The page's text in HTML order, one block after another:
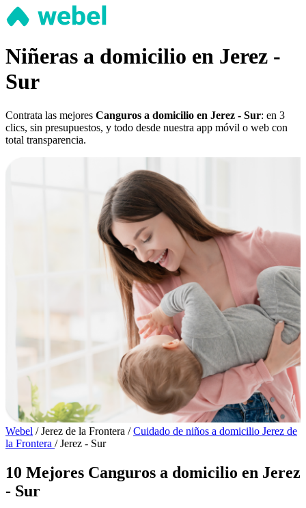
Niñeras a domicilio en Jerez -
Sur
Contrata las mejores Canguros a domicilio en Jerez - Sur: en 3
clics, sin presupuestos, y todo desde nuestra app móvil o web con
total transparencia.
Webel / Jerez de la Frontera / Cuidado de niños a domicilio Jerez de
la Frontera / Jerez - Sur
10 Mejores Canguros a domicilio en Jerez
- Sur